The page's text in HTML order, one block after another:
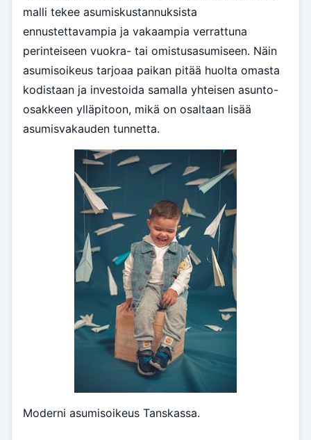
malli tekee asumiskustannuksista
ennustettavampia ja vakaampia verrattuna
perinteiseen vuokra- tai omistusasumiseen. Näin
asumisoikeus tarjoaa paikan pitää huolta omasta
kodistaan ja investoida samalla yhteisen asunto-
osakkeen ylläpitoon, mikä on osaltaan lisää
asumisvakauden tunnetta.
Moderni asumisoikeus Tanskassa.